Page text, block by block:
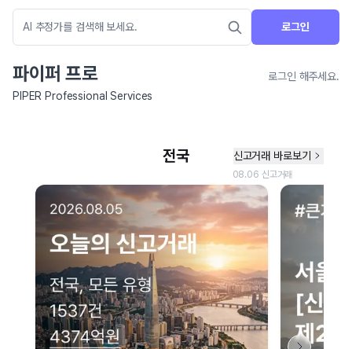
로그인
파이퍼 프로
로그인 해주세요.
PIPER Professional Services
네이버 지도 연결 안내
현재 네이버 지도 연결이 원활하지 않아 지도를 불러올 수 없습니다.